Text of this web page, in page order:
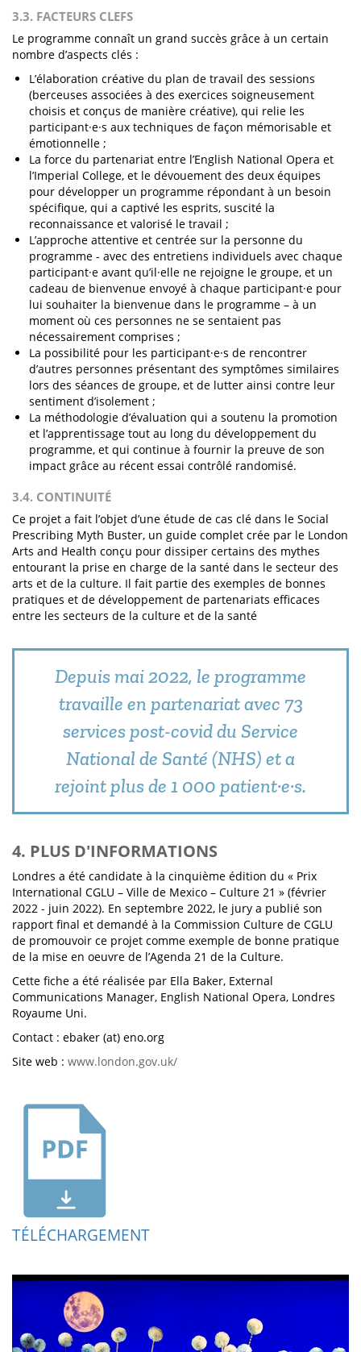
3.3. FACTEURS CLEFS
Le programme connaît un grand succès grâce à un certain
nombre d’aspects clés :
L’élaboration créative du plan de travail des sessions
(berceuses associées à des exercices soigneusement
choisis et conçus de manière créative), qui relie les
participant·e·s aux techniques de façon mémorisable et
émotionnelle ;
La force du partenariat entre l’English National Opera et
l’Imperial College, et le dévouement des deux équipes
pour développer un programme répondant à un besoin
spécifique, qui a captivé les esprits, suscité la
reconnaissance et valorisé le travail ;
L’approche attentive et centrée sur la personne du
programme - avec des entretiens individuels avec chaque
participant·e avant qu’il·elle ne rejoigne le groupe, et un
cadeau de bienvenue envoyé à chaque participant·e pour
lui souhaiter la bienvenue dans le programme – à un
moment où ces personnes ne se sentaient pas
nécessairement comprises ;
La possibilité pour les participant·e·s de rencontrer
d’autres personnes présentant des symptômes similaires
lors des séances de groupe, et de lutter ainsi contre leur
sentiment d’isolement ;
La méthodologie d’évaluation qui a soutenu la promotion
et l’apprentissage tout au long du développement du
programme, et qui continue à fournir la preuve de son
impact grâce au récent essai contrôlé randomisé.
3.4. CONTINUITÉ
Ce projet a fait l’objet d’une étude de cas clé dans le Social
Prescribing Myth Buster, un guide complet crée par le London
Arts and Health conçu pour dissiper certains des mythes
entourant la prise en charge de la santé dans le secteur des
arts et de la culture. Il fait partie des exemples de bonnes
pratiques et de développement de partenariats efficaces
entre les secteurs de la culture et de la santé
Depuis mai 2022, le programme
travaille en partenariat avec 73
services post-covid du Service
National de Santé (NHS) et a
rejoint plus de 1 000 patient·e·s.
4. PLUS D'INFORMATIONS
Londres a été candidate à la cinquième édition du « Prix
International CGLU – Ville de Mexico – Culture 21 » (février
2022 - juin 2022). En septembre 2022, le jury a publié son
rapport final et demandé à la Commission Culture de CGLU
de promouvoir ce projet comme exemple de bonne pratique
de la mise en oeuvre de l’Agenda 21 de la Culture.
Cette fiche a été réalisée par Ella Baker, External
Communications Manager, English National Opera, Londres
Royaume Uni.
Contact : ebaker (at) eno.org
Site web : www.london.gov.uk/
TÉLÉCHARGEMENT